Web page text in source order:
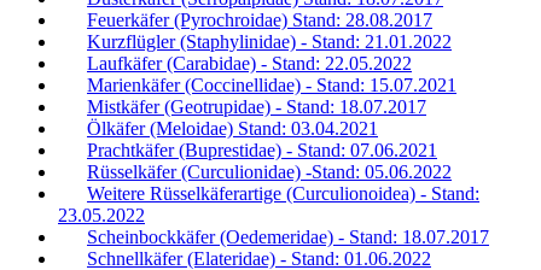
Feuerkäfer (Pyrochroidae) Stand: 28.08.2017
Kurzflügler (Staphylinidae) - Stand: 21.01.2022
Laufkäfer (Carabidae) - Stand: 22.05.2022
Marienkäfer (Coccinellidae) - Stand: 15.07.2021
Mistkäfer (Geotrupidae) - Stand: 18.07.2017
Ölkäfer (Meloidae) Stand: 03.04.2021
Prachtkäfer (Buprestidae) - Stand: 07.06.2021
Rüsselkäfer (Curculionidae) -Stand: 05.06.2022
Weitere Rüsselkäferartige (Curculionoidea) - Stand:
23.05.2022
Scheinbockkäfer (Oedemeridae) - Stand: 18.07.2017
Schnellkäfer (Elateridae) - Stand: 01.06.2022